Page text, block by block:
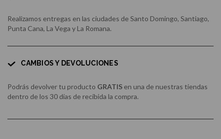
Realizamos entregas en las ciudades de Santo Domingo, Santiago,
Punta Cana, La Vega y La Romana.
CAMBIOS Y DEVOLUCIONES
Podrás devolver tu producto GRATIS en una de nuestras tiendas
dentro de los 30 días de recibida la compra.